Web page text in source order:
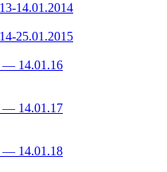
14.01.2014
25.01.2015
— 14.01.16
— 14.01.17
— 14.01.18